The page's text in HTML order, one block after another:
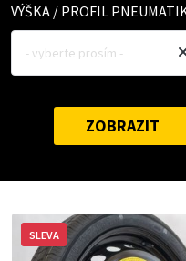
VÝŠKA / PROFIL
- vyberte prosím -
ZOBRAZIT
SLEVA